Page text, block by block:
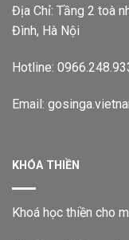
Địa Chỉ: Tầng 2 toà
Đình, Hà Nội
Hotline:
Email:
KHÓA THIỀN
Khoá học thiền cho